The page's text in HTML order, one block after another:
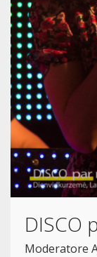
DISCO
Moderatore